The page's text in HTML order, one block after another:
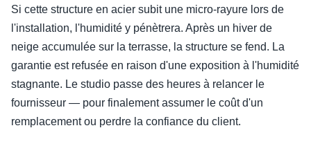
Si cette structure en acier subit une micro-rayure lors de
l'installation, l'humidité y pénètrera. Après un hiver de
neige accumulée sur la terrasse, la structure se fend. La
garantie est refusée en raison d'une exposition à l'humidité
stagnante. Le studio passe des heures à relancer le
fournisseur — pour finalement assumer le coût d'un
remplacement ou perdre la confiance du client.